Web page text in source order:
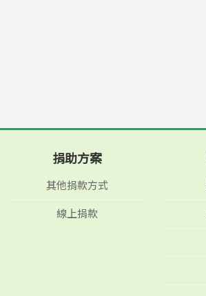
捐助方案
其他捐款方式
線上捐款